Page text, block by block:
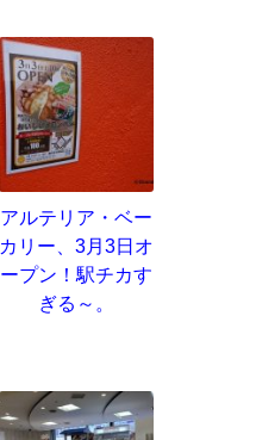
アルテリア・ベー
カリー、3月3日オ
ープン！駅チカす
ぎる～。